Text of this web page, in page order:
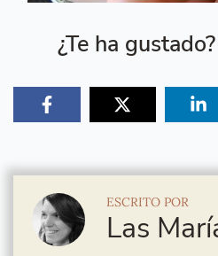
¿Te ha
ESCRITO POR
Las